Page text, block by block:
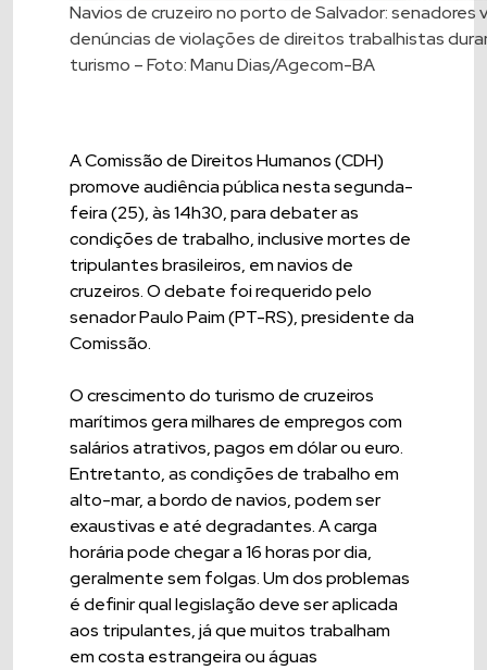
Navios de cruzeiro no porto de Salvador: senadores
denúncias de violações de direitos trabalhistas
turismo – Foto: Manu Dias/Agecom-BA
A Comissão de Direitos Humanos (CDH)
promove audiência pública nesta segunda-
feira (25), às 14h30, para debater as
condições de trabalho, inclusive mortes de
tripulantes brasileiros, em navios de
cruzeiros. O debate foi requerido pelo
senador Paulo Paim (PT-RS), presidente da
Comissão.
O crescimento do turismo de cruzeiros
marítimos gera milhares de empregos com
salários atrativos, pagos em dólar ou euro.
Entretanto, as condições de trabalho em
alto-mar, a bordo de navios, podem ser
exaustivas e até degradantes. A carga
horária pode chegar a 16 horas por dia,
geralmente sem folgas. Um dos problemas
é definir qual legislação deve ser aplicada
aos tripulantes, já que muitos trabalham
em costa estrangeira ou águas